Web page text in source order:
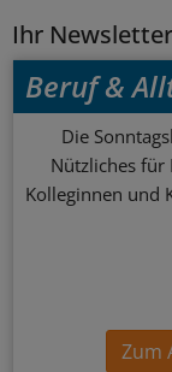
Ihr
Beruf &
Die
Nützliches für
Kolleginnen und
Zum